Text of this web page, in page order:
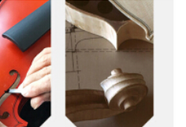
级バーイオリン演奏
ステキライトV-011セ
ト3/4